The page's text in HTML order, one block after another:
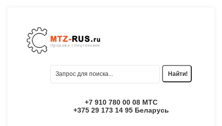
+7 910 780 00 08 МТС
+375 29 173 14 95 Беларусь